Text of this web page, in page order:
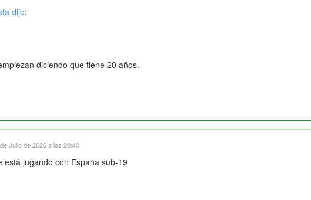
dijo:
diciendo que tiene 20 años.
Julio de 2026 a las 20:40
está jugando con España sub-19